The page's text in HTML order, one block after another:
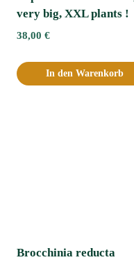
very big, XXL plants !
38,00 €
In den Warenkorb
Brocchinia reducta